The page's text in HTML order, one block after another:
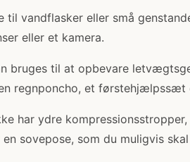
til vandflasker eller små
eller et kamera.
bruges til at opbevare
regnponcho, et førstehjælpssæt
har ydre
sovepose, som du muligvis